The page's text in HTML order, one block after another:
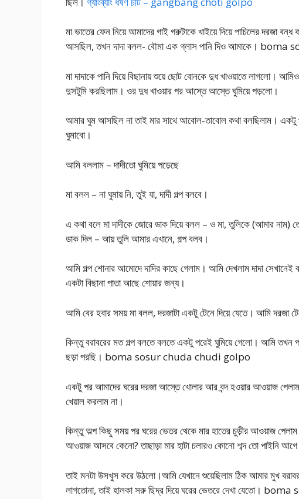
মা ভাতের ফেন নিয়ে আমাদের গাই গরুটাকে খাইয়ে দিয়ে পাচিলের দরজা
আসছিল, তখন দাদা বলল- বৌমা এক গ্লাস পানি দিও আমাকে।
মা দাদাকে পানি দিয়ে বিছানায় শুয়ে ছোট বোনকে দুধ খাওয়াতে লাগলো।
দুসটুমি করছিলাম। ওর দুধ খাওয়ার পর আস্তে আস্তে ঘুমিয়ে পড়লো।
আমার ঘুম আসছিল না তাই মার সাথে আবোল-তাবোল কথা বলছিলাম।
ঘুমাবো।
আমি বললাম – দাদীতো ঘুমিয়ে পড়েছে
মা বলল – না ঘুমায় নি, তুই যা, দাদী গল্প বলবে।
এ কথা বলে মা দাদীকে জোরে ডাক দিয়ে বলল – ও মা, তুলিকে (আমার নাম)
ডাক দিল – আয় তুলি আমার এখানে, গল্প বলব।
আমি গল্প শোনার আমোদে দাদির কাছে গেলাম। আমি দেখলাম দাদা
একটা বিছানা পাতা আছে শোয়ার জন্য।
আমি বের হবার সময় মা বলল, দরজাটা একটু টেনে দিয়ে যেতে। আমি দরজা
কিন্তু বরাবরের মত গল্প বলতে বলতে একটু পরেই ঘুমিয়ে গেলো। আমি তখন
ছড়া পরছি। boma sosur chuda chudi golpo
একটু পর আমাদের ঘরের দরজা আস্তে খোলার আর বন্দ হওয়ার আওয়াজ
খেয়াল করলাম না।
কিন্তু অল্প কিছু সময় পর ঘরের ভেতর থেকে মার হাতের চুড়ীর আওয়াজ
আওয়াজ আসবে কেনো? তাছাড়া মার হাটা চলারও কোনো শব্দ তো পাইনি
তাই মনটা উসখুস করে উঠলো।আমি যেখানে শুয়েছিলাম ঠিক আমার মুখ
লাগতোনা, তাই হালকা সরু ছিদ্র দিয়ে ঘরের ভেতরে দেখা যেতো।